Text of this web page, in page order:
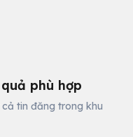
phù hợp
tin đăng trong khu